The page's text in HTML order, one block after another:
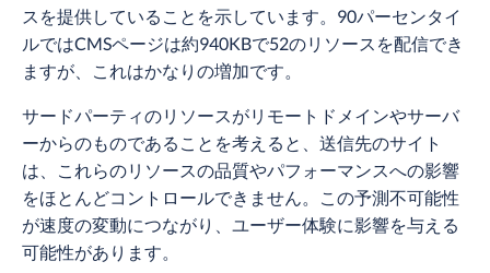
スを提供していることを示しています。90パーセンタイ
ルではCMSページは約940KBで52のリソースを配信でき
ますが、これはかなりの増加です。
サードパーティのリソースがリモートドメインやサーバ
ーからのものであることを考えると、送信先のサイト
は、これらのリソースの品質やパフォーマンスへの影響
をほとんどコントロールできません。この予測不可能性
が速度の変動につながり、ユーザー体験に影響を与える
可能性があります。